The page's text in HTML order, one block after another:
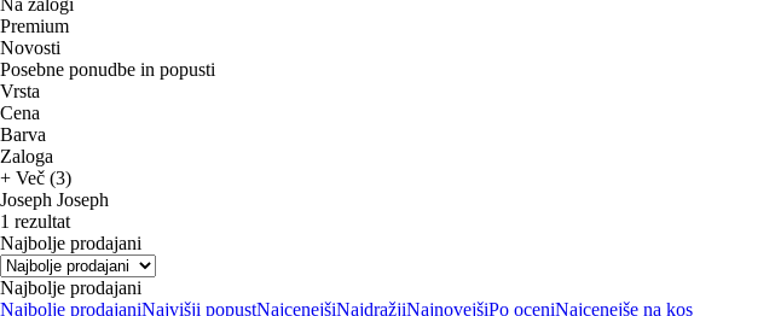
Premium
Novosti
Posebne ponudbe in popusti
Vrsta
Cena
Barva
Zaloga
+ Več (3)
Joseph Joseph
1 rezultat
Najbolje prodajani
Najbolje prodajani
Najbolje prodajaniNajvišji popustNajcenejšiNajdražjiNajnovejšiPo oceniNajcenejše na kos